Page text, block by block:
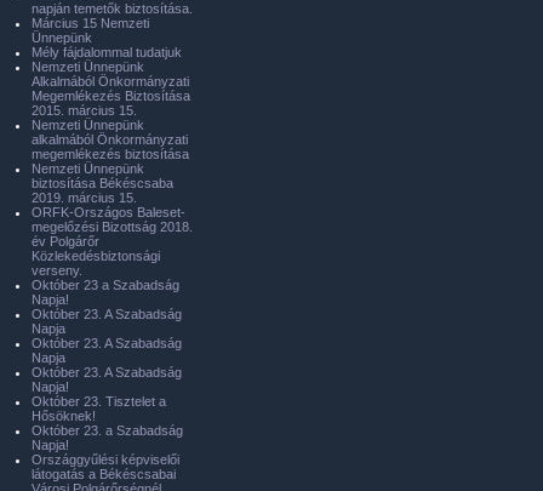
napján temetők biztosítása.
Március 15 Nemzeti
Ünnepünk
Mély fájdalommal tudatjuk
Nemzeti Ünnepünk
Alkalmából Önkormányzati
Megemlékezés Biztosítása
2015. március 15.
Nemzeti Ünnepünk
alkalmából Önkormányzati
megemlékezés biztosítása
Nemzeti Ünnepünk
biztosítása Békéscsaba
2019. március 15.
ORFK-Országos Baleset-
megelőzési Bizottság 2018.
év Polgárőr
Közlekedésbiztonsági
verseny.
Október 23 a Szabadság
Napja!
Október 23. A Szabadság
Napja
Október 23. A Szabadság
Napja
Október 23. A Szabadság
Napja!
Október 23. Tisztelet a
Hősöknek!
Október 23. a Szabadság
Napja!
Országgyűlési képviselői
látogatás a Békéscsabai